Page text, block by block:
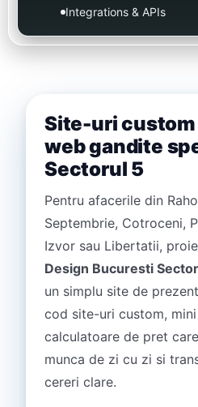
Integrations & APIs
Site-uri
web gandite
Sectorul 5
Pentru afacerile din
Septembrie, Cotroceni,
Izvor sau Libertatii,
Design Bucuresti
un simplu site de
cod site-uri custom,
calculatoare de pret
munca de zi cu zi si
cereri clare.